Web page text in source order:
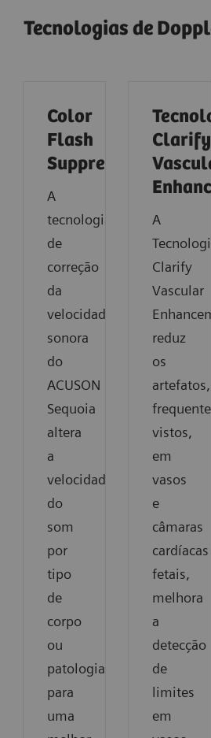
Tecnologias de
Color
Flash
Suppression​
A
tecnologia
de
correção
da
velocidade
sonora
do
ACUSON
Sequoia
altera
a
velocidade
do
som
por
tipo
de
corpo
ou
patologia
para
uma
Clarify
A
Tecnologia
Clarify
Vascular
reduz
os
artefatos,
vistos,
em
vasos
e
câmaras
cardíacas
fetais,
melhora
a
detecção
de
limites
em